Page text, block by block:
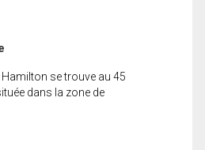
Hamilton se trouve au 45
dans la zone de